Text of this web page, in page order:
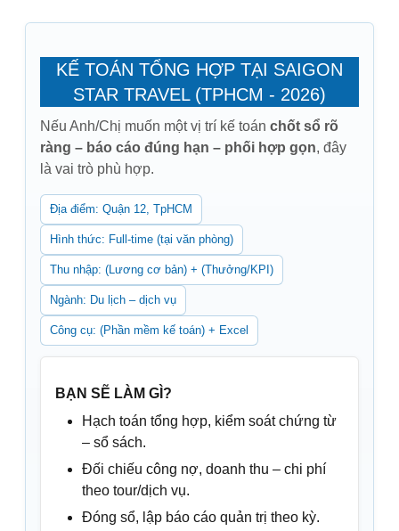
KẾ TOÁN TỔNG HỢP TẠI SAIGON
STAR TRAVEL (TPHCM - 2026)
Nếu Anh/Chị muốn một vị trí kế toán chốt sổ rõ
ràng – báo cáo đúng hạn – phối hợp gọn, đây
là vai trò phù hợp.
Địa điểm: Quận 12, TpHCM
Hình thức: Full-time (tại văn phòng)
Thu nhập: (Lương cơ bản) + (Thưởng/KPI)
Ngành: Du lịch – dịch vụ
Công cụ: (Phần mềm kế toán) + Excel
BẠN SẼ LÀM GÌ?
Hạch toán tổng hợp, kiểm soát chứng từ
– sổ sách.
Đối chiếu công nợ, doanh thu – chi phí
theo tour/dịch vụ.
Đóng sổ, lập báo cáo quản trị theo kỳ.